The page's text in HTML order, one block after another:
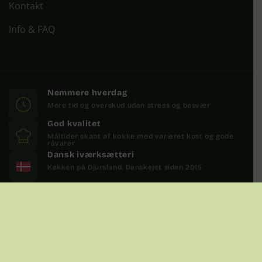
Kontakt
Info & FAQ
Nemmere hverdag
Mere tid og overskud uden stress og besvær
God kvalitet
Måltider skabt af kokke med varieret kost og gode
råvarer
Dansk iværksætteri
Køkken på Djursland. Danskejet siden 2015
Bæredygtighed